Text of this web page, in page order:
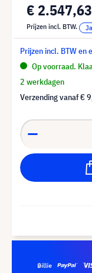
€
Prijzen incl. BTW.
Prijzen incl. BTW en
Op voorraad.
2 werkdagen
Verzending vanaf€